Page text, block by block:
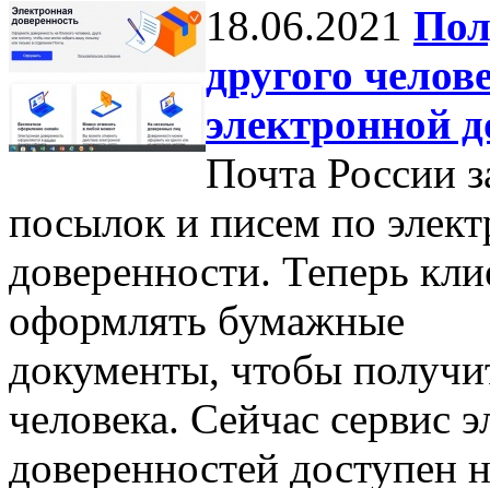
18.06.2021
другого
электронной
Почта России
посылок и писем по
доверенности. Теперь
оформлять бумажные
документы, чтобы
человека. Сейчас сервис
доверенностей доступен